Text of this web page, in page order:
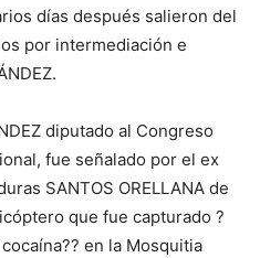
días después salieron del
por intermediación e
diputado al Congreso
fue señalado por el ex
SANTOS ORELLANA de
que fue capturado ?
en la Mosquitia